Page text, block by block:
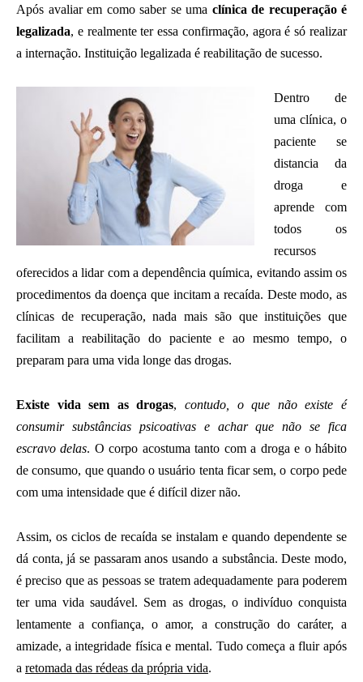
Após avaliar em como saber se uma clínica de recuperação é
legalizada, e realmente ter essa confirmação, agora é só realizar
a internação. Instituição legalizada é reabilitação de sucesso.
Dentro de
uma clínica, o
paciente se
distancia da
droga e
aprende com
todos os
recursos
oferecidos a lidar com a dependência química, evitando assim os
procedimentos da doença que incitam a recaída. Deste modo, as
clínicas de recuperação, nada mais são que instituições que
facilitam a reabilitação do paciente e ao mesmo tempo, o
preparam para uma vida longe das drogas.
Existe vida sem as drogas, contudo, o que não existe é
consumir substâncias psicoativas e achar que não se fica
escravo delas. O corpo acostuma tanto com a droga e o hábito
de consumo, que quando o usuário tenta ficar sem, o corpo pede
com uma intensidade que é difícil dizer não.
Assim, os ciclos de recaída se instalam e quando dependente se
dá conta, já se passaram anos usando a substância. Deste modo,
é preciso que as pessoas se tratem adequadamente para poderem
ter uma vida saudável. Sem as drogas, o indivíduo conquista
lentamente a confiança, o amor, a construção do caráter, a
amizade, a integridade física e mental. Tudo começa a fluir após
a retomada das rédeas da própria vida.